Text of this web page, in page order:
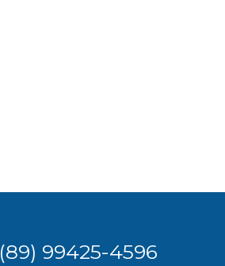
(89) 99425-4596